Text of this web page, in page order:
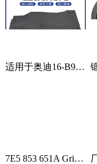
适用于奥迪16-B9车身汽车配件一站式供应品质可靠车身护板可定制 2套
7E5 853 651A Grille With Chrome For VW T5 T6 2009-2015 1个